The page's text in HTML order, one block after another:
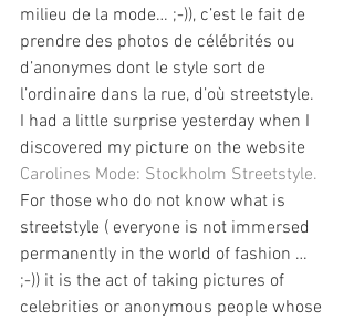
milieu de la mode… ;-)), c’est le fait de
prendre des photos de célébrités ou
d’anonymes dont le style sort de
l’ordinaire dans la rue, d’où streetstyle.
I had a little surprise yesterday when I
discovered my picture on the website
Carolines Mode: Stockholm Streetstyle.
For those who do not know what is
streetstyle ( everyone is not immersed
permanently in the world of fashion …
;-)) it is the act of taking pictures of
celebrities or anonymous people whose